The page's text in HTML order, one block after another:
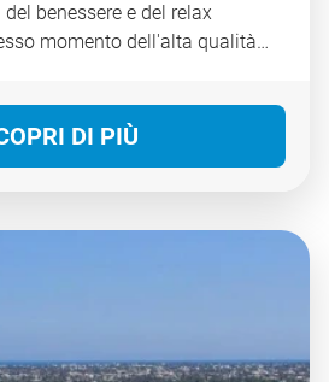
benessere e del relax
momento dell'alta qualità
DI PIÙ